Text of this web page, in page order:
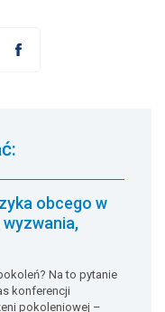
obcego w
Na to pytanie
konferencji
pokoleniowej –